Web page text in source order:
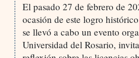
El pasado 27 de febrero de
ocasión de este logro
se llevó a cabo un evento
Universidad del Rosario,